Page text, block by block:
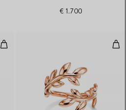
€ 1.700
Bague Open Heart en or rose